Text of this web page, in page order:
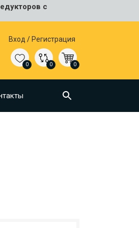
с
Вход / Регистрация
0 0 0